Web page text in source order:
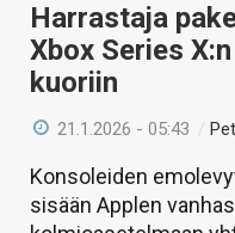
HAKU
Harrastaja
Xbox Series
kuoriin
21.1.2026 - 05:43 /
Konsoleiden
sisään Applen